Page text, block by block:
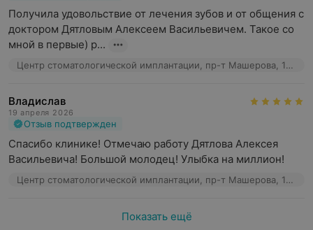
Получила удовольствие от лечения зубов и от общения с
доктором Дятловым Алексеем Васильевичем. Такое со
мной в первые) р...
Центр стоматологической имплантации, пр-т Машерова, 17к2
Владислав
19 апреля 2026
Отзыв подтвержден
Спасибо клинике! Отмечаю работу Дятлова Алексея
Васильевича! Большой молодец! Улыбка на миллион!
Центр стоматологической имплантации, пр-т Машерова, 17к2
Показать ещё